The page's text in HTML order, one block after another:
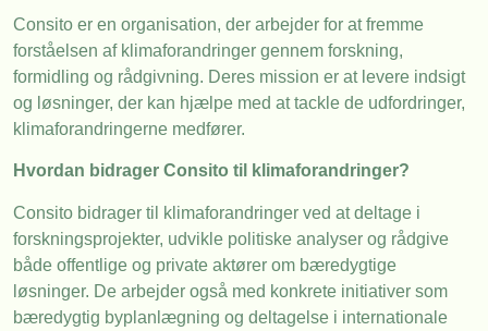
Consito er en organisation, der arbejder for at fremme
forståelsen af klimaforandringer gennem forskning,
formidling og rådgivning. Deres mission er at levere indsigt
og løsninger, der kan hjælpe med at tackle de udfordringer,
klimaforandringerne medfører.
Hvordan bidrager Consito til klimaforandringer?
Consito bidrager til klimaforandringer ved at deltage i
forskningsprojekter, udvikle politiske analyser og rådgive
både offentlige og private aktører om bæredygtige
løsninger. De arbejder også med konkrete initiativer som
bæredygtig byplanlægning og deltagelse i internationale